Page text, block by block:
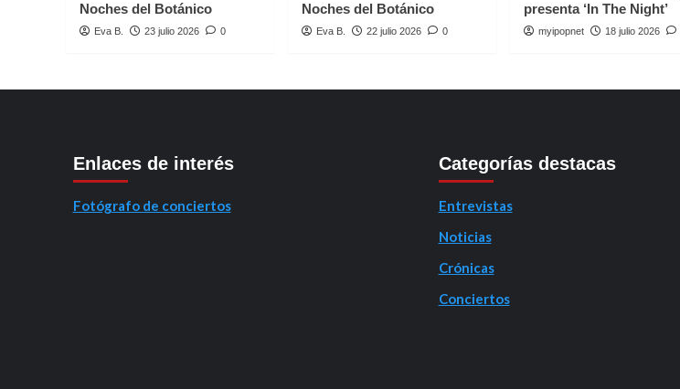
Noches del Botánico
Eva B. 23 julio 2026 0
Noches del Botánico
Eva B. 22 julio 2026 0
presenta ‘In The Night’
myipopnet 18 julio 2026
Enlaces de interés
Fotógrafo de conciertos
Categorías destacas
Entrevistas
Noticias
Crónicas
Conciertos